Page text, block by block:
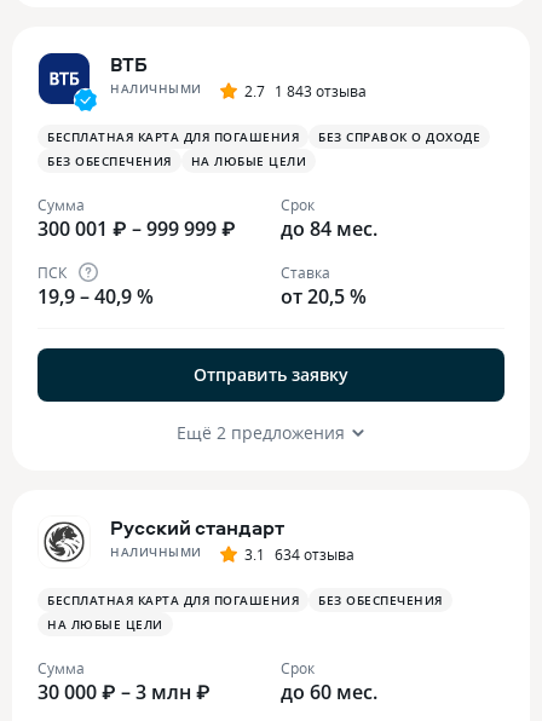
ВТБ
НАЛИЧНЫМИ 2.7 1 843 отзыва
БЕСПЛАТНАЯ КАРТА ДЛЯ ПОГАШЕНИЯ
БЕЗ СПРАВОК О ДОХОДЕ
БЕЗ ОБЕСПЕЧЕНИЯ
НА ЛЮБЫЕ ЦЕЛИ
Сумма
300 001 ₽ – 999 999 ₽
Срок
до 84 мес.
ПСК
19,9 – 40,9 %
Ставка
от 20,5 %
Отправить заявку
Ещё 2 предложения
Русский стандарт
НАЛИЧНЫМИ 3.1 634 отзыва
БЕСПЛАТНАЯ КАРТА ДЛЯ ПОГАШЕНИЯ
БЕЗ ОБЕСПЕЧЕНИЯ
НА ЛЮБЫЕ ЦЕЛИ
Сумма
30 000 ₽ – 3 млн ₽
Срок
до 60 мес.